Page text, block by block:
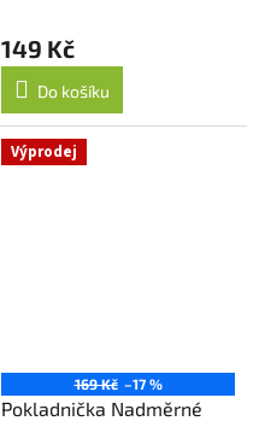
149 Kč
Do košíku
Výprodej
169 Kč –17 %
Pokladnička Nadměrné